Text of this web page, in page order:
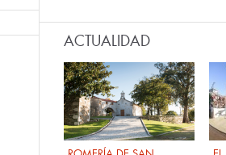
ACTUALIDAD